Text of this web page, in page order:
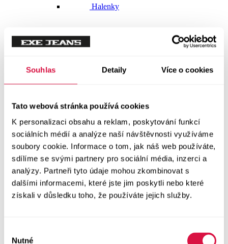
Souhlas Detaily Více o cookies
Tato webová stránka používá cookies
K personalizaci obsahu a reklam, poskytování funkcí
sociálních médií a analýze naší návštěvnosti využíváme
soubory cookie. Informace o tom, jak náš web používáte,
sdílíme se svými partnery pro sociální média, inzerci a
analýzy. Partneři tyto údaje mohou zkombinovat s
dalšími informacemi, které jste jim poskytli nebo které
získali v důsledku toho, že používáte jejich služby.
Nutné
Halenky
Vše v kategorii Svetry a mikiny
Mikiny
Svetry
Šaty a sukně
Vše v kategorii Šaty a sukně
NOVINKY
Letní šaty